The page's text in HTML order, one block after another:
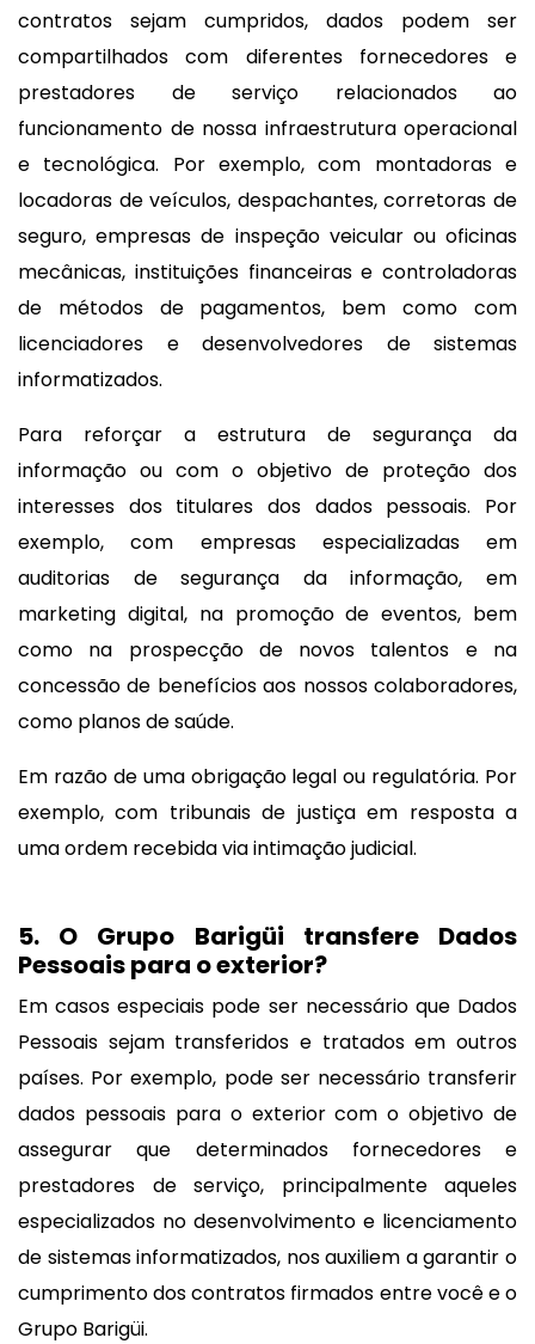
contratos sejam cumpridos, dados podem ser
compartilhados com diferentes fornecedores e
prestadores de serviço relacionados ao
funcionamento de nossa infraestrutura operacional
e tecnológica. Por exemplo, com montadoras e
locadoras de veículos, despachantes, corretoras de
seguro, empresas de inspeção veicular ou oficinas
mecânicas, instituições financeiras e controladoras
de métodos de pagamentos, bem como com
licenciadores e desenvolvedores de sistemas
informatizados.
Para reforçar a estrutura de segurança da
informação ou com o objetivo de proteção dos
interesses dos titulares dos dados pessoais. Por
exemplo, com empresas especializadas em
auditorias de segurança da informação, em
marketing digital, na promoção de eventos, bem
como na prospecção de novos talentos e na
concessão de benefícios aos nossos colaboradores,
como planos de saúde.
Em razão de uma obrigação legal ou regulatória. Por
exemplo, com tribunais de justiça em resposta a
uma ordem recebida via intimação judicial.
5. O Grupo Barigüi transfere Dados
Pessoais para o exterior?
Em casos especiais pode ser necessário que Dados
Pessoais sejam transferidos e tratados em outros
países. Por exemplo, pode ser necessário transferir
dados pessoais para o exterior com o objetivo de
assegurar que determinados fornecedores e
prestadores de serviço, principalmente aqueles
especializados no desenvolvimento e licenciamento
de sistemas informatizados, nos auxiliem a garantir o
cumprimento dos contratos firmados entre você e o
Grupo Barigüi.